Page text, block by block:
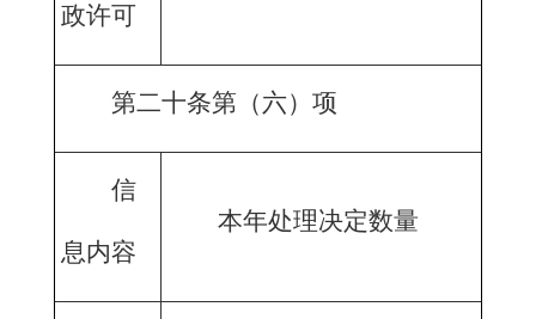
政许可
第二十条第（六）项
信
息内容
本年处理决定数量